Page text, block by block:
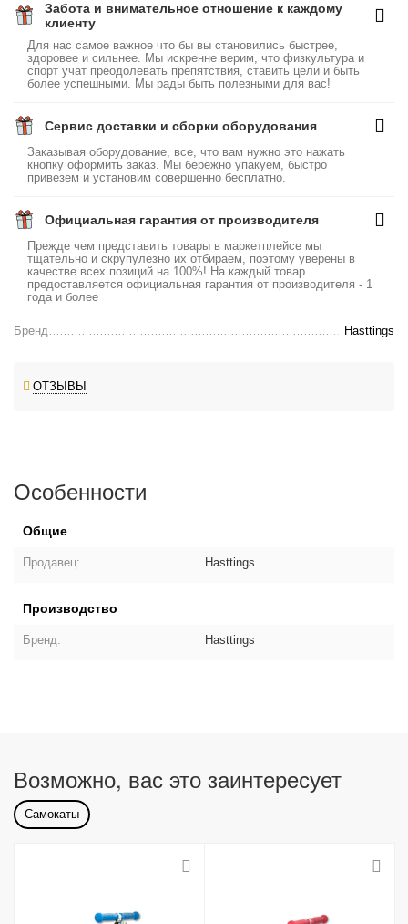
Забота и внимательное отношение к каждому
клиенту
Для нас самое важное что бы вы становились быстрее,
здоровее и сильнее. Мы искренне верим, что физкультура и
спорт учат преодолевать препятствия, ставить цели и быть
более успешными. Мы рады быть полезными для вас!
Сервис доставки и сборки оборудования
Заказывая оборудование, все, что вам нужно это нажать
кнопку оформить заказ. Мы бережно упакуем, быстро
привезем и установим совершенно бесплатно.
Официальная гарантия от производителя
Прежде чем представить товары в маркетплейсе мы
тщательно и скрупулезно их отбираем, поэтому уверены в
качестве всех позиций на 100%! На каждый товар
предоставляется официальная гарантия от производителя - 1
года и более
Бренд Hasttings
ОТЗЫВЫ
Особенности
Общие
Продавец: Hasttings
Производство
Бренд: Hasttings
Возможно, вас это заинтересует
Самокаты